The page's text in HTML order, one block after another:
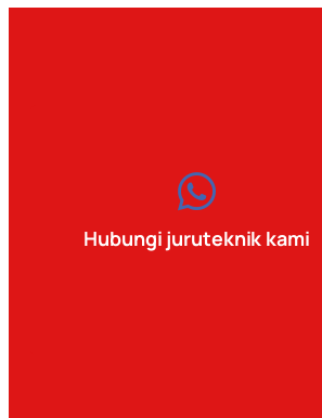
Hubungi juruteknik kami